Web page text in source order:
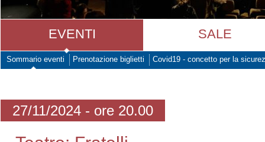
EVENTI SALE
Sommario eventi Prenotazione biglietti Covid19 - concetto per la
27/11/2024 - ore 20.00